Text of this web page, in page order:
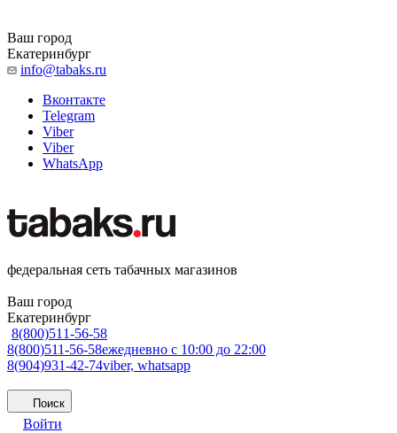
Ваш город
Екатеринбург
info@tabaks.ru
Вконтакте
Telegram
Viber
Viber
WhatsApp
федеральная сеть табачных магазинов
Ваш город
Екатеринбург
8(800)511-56-58
8(800)511-56-58ежедневно с 10:00 до 22:00
8(904)931-42-74viber, whatsapp
Поиск
Войти